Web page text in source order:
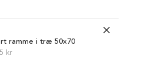
ramme i træ 50x70
kr